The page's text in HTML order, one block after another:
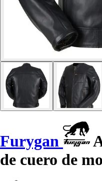
Furygan
de cuero de